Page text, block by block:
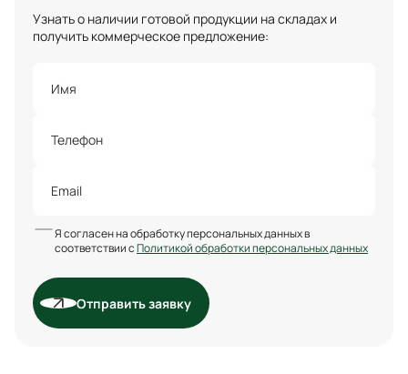
Узнать о наличии готовой продукции на складах и
получить коммерческое предложение:
Я согласен на обработку персональных данных в
соответствии сПолитикой обработки персональных данных
Отправить заявку